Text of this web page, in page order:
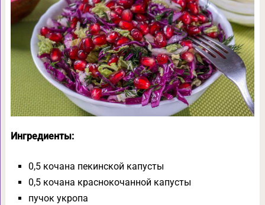
Ингредиенты:
0,5 кочана пекинской капусты
0,5 кочана краснокочанной капусты
пучок укропа